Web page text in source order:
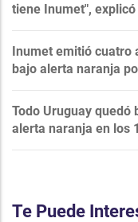
tiene Inumet",
Inumet emitió cuatro
bajo alerta naranja
Todo Uruguay quedó
alerta naranja en los
Te Puede